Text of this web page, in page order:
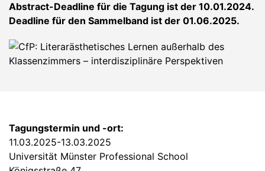
Abstract-Deadline für die Tagung ist der 10.01.2024.
Deadline für den Sammelband ist der 01.06.2025.
Tagungstermin und -ort:
11.03.2025-13.03.2025
Universität Münster Professional School